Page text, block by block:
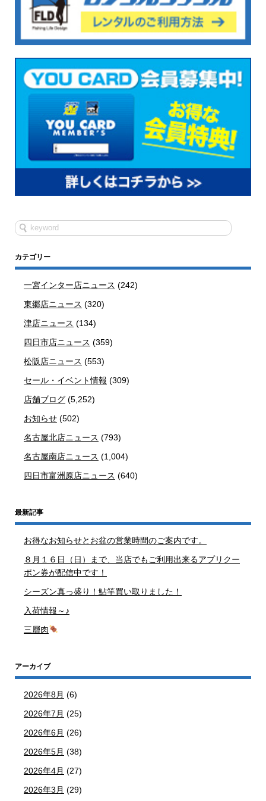
カテゴリー
一宮インター店ニュース (242)
東郷店ニュース (320)
津店ニュース (134)
四日市店ニュース (359)
松阪店ニュース (553)
セール・イベント情報 (309)
店舗ブログ (5,252)
お知らせ (502)
名古屋北店ニュース (793)
名古屋南店ニュース (1,004)
四日市富洲原店ニュース (640)
最新記事
お得なお知らせとお盆の営業時間のご案内です。
８月１６日（日）まで、当店でもご利用出来るアプリクー
ポン券が配信中です！
シーズン真っ盛り！鮎竿買い取りました！
入荷情報～♪
三層肉
アーカイブ
2026年8月 (6)
2026年7月 (25)
2026年6月 (26)
2026年5月 (38)
2026年4月 (27)
2026年3月 (29)